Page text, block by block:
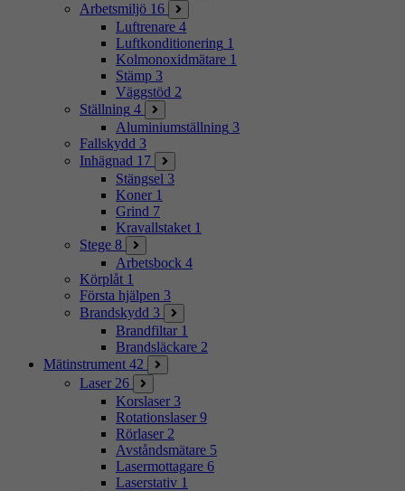
Arbetsmiljö 16
Luftrenare 4
Luftkonditionering 1
Kolmonoxidmätare 1
Stämp 3
Väggstöd 2
Ställning 4
Aluminiumställning 3
Fallskydd 3
Inhägnad 17
Stängsel 3
Koner 1
Grind 7
Kravallstaket 1
Stege 8
Arbetsbock 4
Körplåt 1
Första hjälpen 3
Brandskydd 3
Brandfiltar 1
Brandsläckare 2
Mätinstrument 42
Laser 26
Korslaser 3
Rotationslaser 9
Rörlaser 2
Avståndsmätare 5
Lasermottagare 6
Laserstativ 1